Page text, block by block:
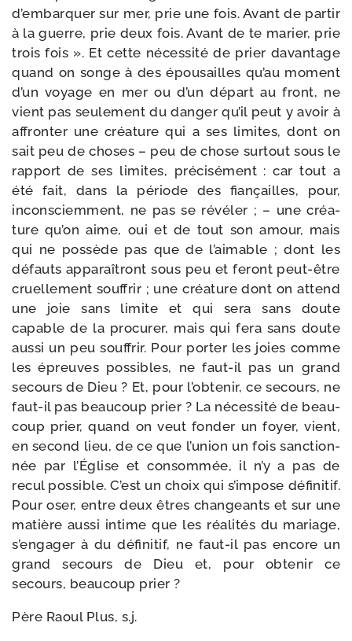
d’embarquer sur mer, prie une fois. Avant de par­tir
à la guerre, prie deux fois. Avant de te marier, prie
trois fois ». Et cette néces­si­té de prier davan­tage
quand on songe à des épou­sailles qu’au moment
d’un voyage en mer ou d’un départ au front, ne
vient pas seule­ment du dan­ger qu’il peut y avoir à
affron­ter une créa­ture qui a ses limites, dont on
sait peu de choses – peu de chose sur­tout sous le
rap­port de ses limites, pré­ci­sé­ment : car tout a
été fait, dans la période des fian­çailles, pour,
incons­ciem­ment, ne pas se révé­ler ; – une créa­
ture qu’on aime, oui et de tout son amour, mais
qui ne pos­sède pas que de l’aimable ; dont les
défauts appa­raî­tront sous peu et feront peut-​être
cruel­le­ment souf­frir ; une créa­ture dont on attend
une joie sans limite et qui sera sans doute
capable de la pro­cu­rer, mais qui fera sans doute
aus­si un peu souf­frir. Pour por­ter les joies comme
les épreuves pos­sibles, ne faut-​il pas un grand
secours de Dieu ? Et, pour l’obtenir, ce secours, ne
faut-​il pas beau­coup prier ? La néces­si­té de beau­
coup prier, quand on veut fon­der un foyer, vient,
en second lieu, de ce que l’union un fois sanc­tion­
née par l’Église et consom­mée, il n’y a pas de
recul pos­sible. C’est un choix qui s’impose défi­ni­tif.
Pour oser, entre deux êtres chan­geants et sur une
matière aus­si intime que les réa­li­tés du mariage,
s’engager à du défi­ni­tif, ne faut-​il pas encore un
grand secours de Dieu et, pour obte­nir ce
secours, beau­coup prier ?
Père Raoul Plus, s.j.